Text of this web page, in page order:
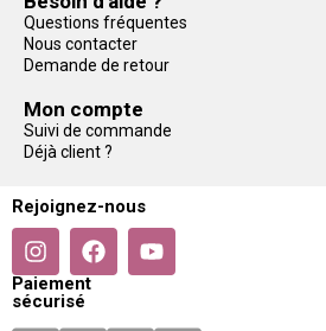
Questions fréquentes
Nous contacter
Demande de retour
Mon compte
Suivi de commande
Déjà client ?
Rejoignez-nous
Paiement
sécurisé